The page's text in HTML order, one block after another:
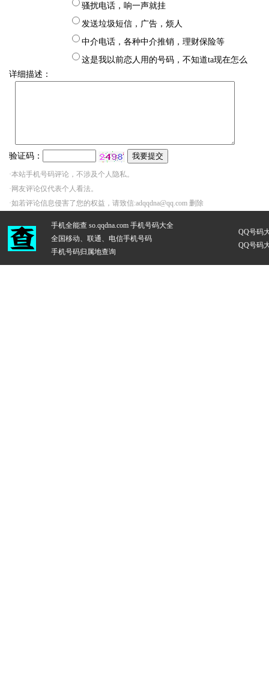
骚扰电话，响一声就挂
发送垃圾短信，广告，烦人
中介电话，各种中介推销，理财保险等
这是我以前恋人用的号码，不知道ta现在怎么
详细描述：
验证码：
·本站手机号码评论，不涉及个人隐私。
·网友评论仅代表个人看法。
·如若评论信息侵害了您的权益，请致信:adqqdna@qq.com 删除
手机全能查 so.qqdna.com 手机号码大全
全国移动、联通、电信手机号码
手机号码归属地查询
QQ号码
QQ号码